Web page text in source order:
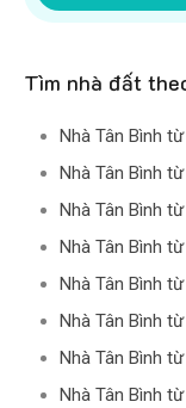
Tìm nhà đất
Nhà Tân Bình
Nhà Tân Bình
Nhà Tân Bình
Nhà Tân Bình
Nhà Tân Bình
Nhà Tân Bình
Nhà Tân Bình
Nhà Tân Bình